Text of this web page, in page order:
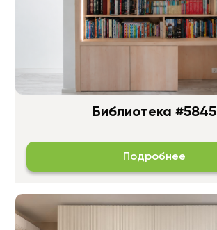
Библиотека #5845
Подробнее